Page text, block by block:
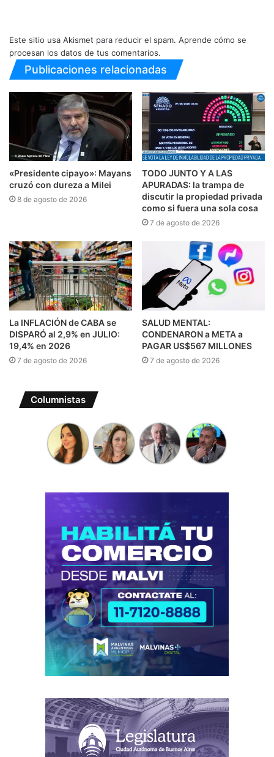
Este sitio usa Akismet para reducir el spam. Aprende cómo se
procesan los datos de tus comentarios.
Publicaciones relacionadas
«Presidente cipayo»: Mayans
cruzó con dureza a Milei
8 de agosto de 2026
TODO JUNTO Y A LAS
APURADAS: la trampa de
discutir la propiedad privada
como si fuera una sola cosa
7 de agosto de 2026
La INFLACIÓN de CABA se
DISPARÓ al 2,9% en JULIO:
19,4% en 2026
7 de agosto de 2026
SALUD MENTAL:
CONDENARON a META a
PAGAR US$567 MILLONES
7 de agosto de 2026
Columnistas